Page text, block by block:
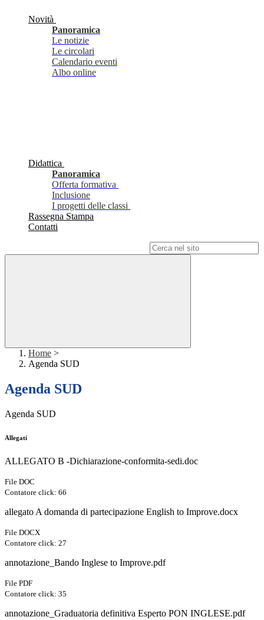
Novità
Panoramica
Le notizie
Le circolari
Calendario eventi
Albo online
Didattica
Panoramica
Offerta formativa
Inclusione
I progetti delle classi
Rassegna Stampa
Contatti
Home >
Agenda SUD
Agenda SUD
Agenda SUD
Allegati
ALLEGATO B -Dichiarazione-conformita-sedi.doc
File DOC
Contatore click: 66
allegato A domanda di partecipazione English to Improve.docx
File DOCX
Contatore click: 27
annotazione_Bando Inglese to Improve.pdf
File PDF
Contatore click: 35
annotazione_Graduatoria definitiva Esperto PON INGLESE.pdf